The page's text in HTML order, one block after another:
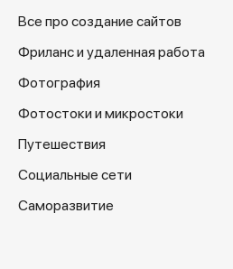
Все про создание сайтов
Фриланс и удаленная работа
Фотография
Фотостоки и микростоки
Путешествия
Социальные сети
Саморазвитие